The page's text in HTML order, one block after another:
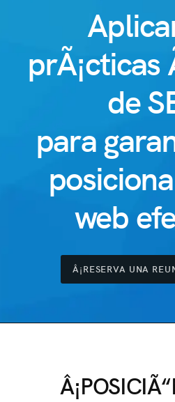
prÃ¡cticas
de
para
web
Â¡RESERVA UNA